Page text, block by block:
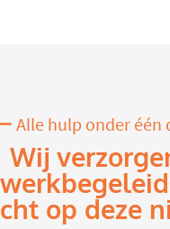
Alle hulp onder één
Wij
op deze